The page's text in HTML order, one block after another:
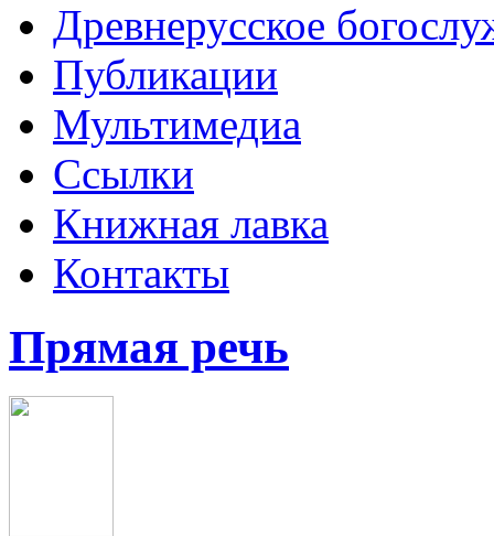
Древнерусское
Публикации
Мультимедиа
Ссылки
Книжная лавка
Контакты
Прямая речь